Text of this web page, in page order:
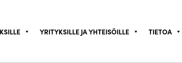
YRITYKSILLE JA YHTEISÖILLE TIETOA